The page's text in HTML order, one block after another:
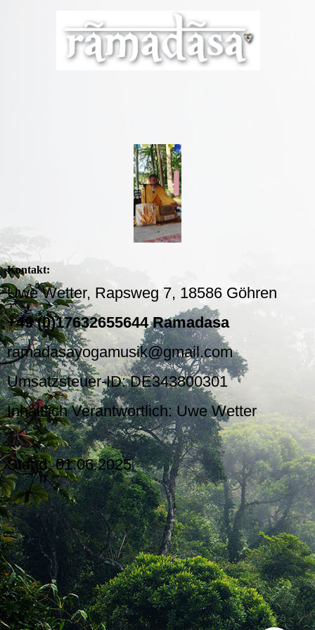
Kontakt:
Uwe Wetter, Rapsweg 7, 18586 Göhren
+49 (0)17632655644 Ramadasa
ramadasayogamusik@gmail.com
Umsatzsteuer-ID: DE343800301
Inhaltlich Verantwortlich: Uwe Wetter
Stand: 01.06.2025